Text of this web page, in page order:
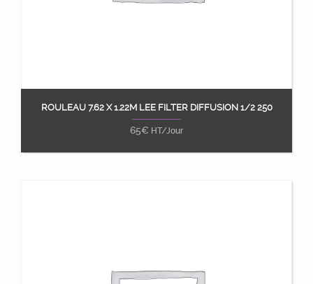
Ajouter au panier
ROULEAU 7.62 X 1.22M LEE FILTER DIFFUSION 1/2 250
65€ HT/Jour